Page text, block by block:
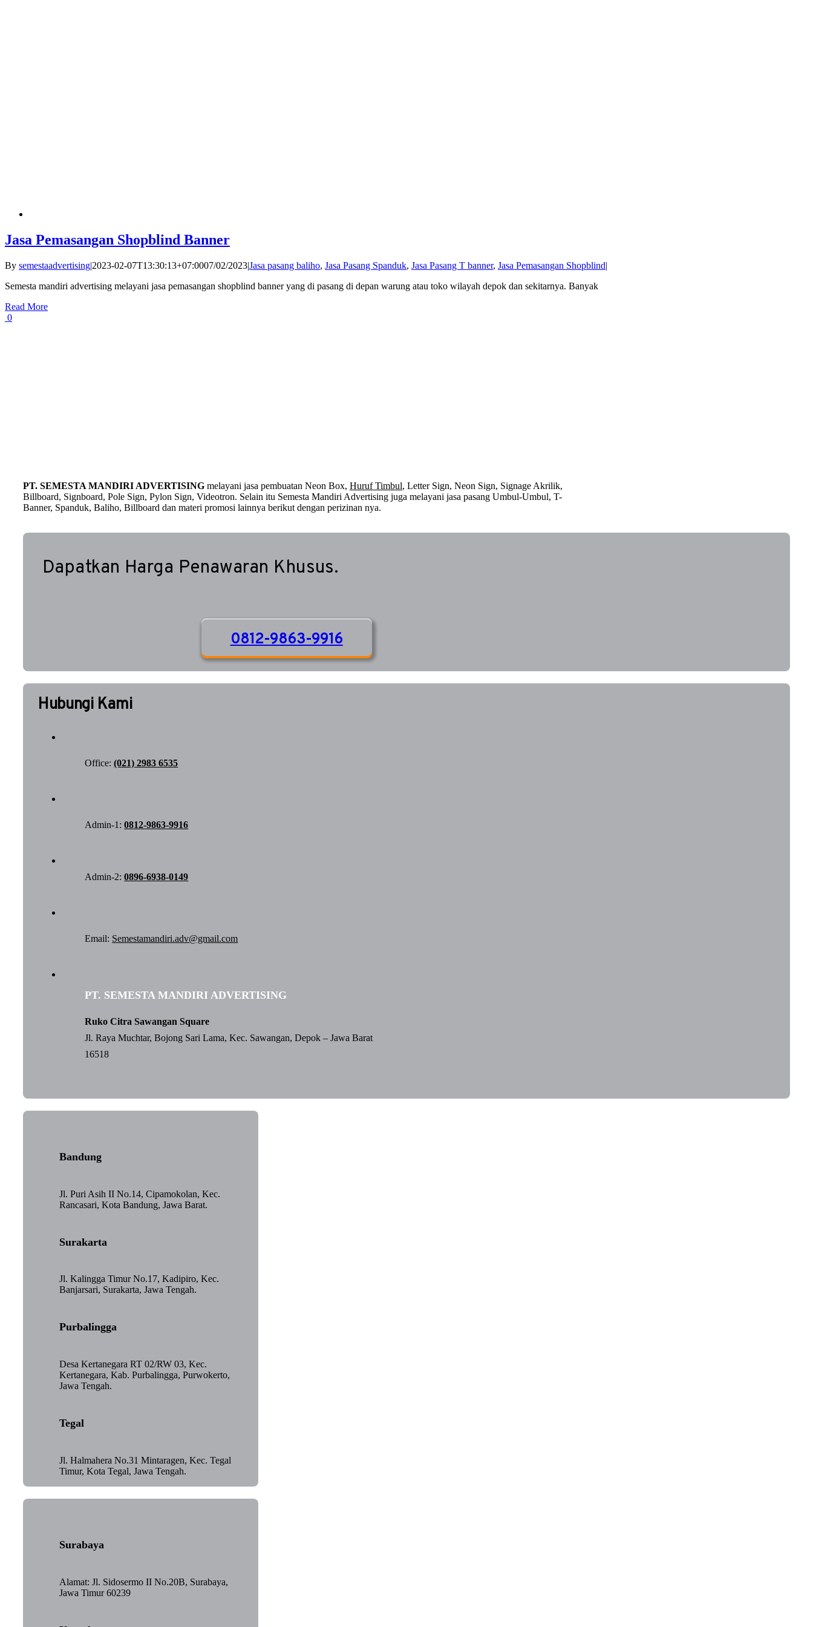
Jasa Pemasangan Shopblind Banner
By semestaadvertising|2023-02-07T13:30:13+07:0007/02/2023|Jasa pasang baliho, Jasa Pasang Spanduk, Jasa Pasang T banner, Jasa Pemasangan Shopblind|
Semesta mandiri advertising melayani jasa pemasangan shopblind banner yang di pasang di depan warung atau toko wilayah depok dan sekitarnya. Banyak
Read More
0
PT. SEMESTA MANDIRI ADVERTISINGmelayani jasa pembuatan Neon Box, Huruf Timbul, Letter Sign, Neon Sign, Signage Akrilik,
Billboard, Signboard, Pole Sign, Pylon Sign, Videotron. Selain itu Semesta Mandiri Advertising juga melayani jasa pasang Umbul-Umbul, T-
Banner, Spanduk, Baliho, Billboard dan materi promosi lainnya berikut dengan perizinan nya.
Dapatkan Harga Penawaran Khusus.
0812-9863-9916
Hubungi Kami
Office:(021) 2983 6535
Admin-1:0812-9863-9916
Admin-2:0896-6938-0149
Email: Semestamandiri.adv@gmail.com
PT. SEMESTA MANDIRI ADVERTISING
Ruko Citra Sawangan Square
Jl. Raya Muchtar, Bojong Sari Lama, Kec. Sawangan, Depok – Jawa Barat
16518
Bandung
Jl. Puri Asih II No.14, Cipamokolan, Kec.
Rancasari, Kota Bandung, Jawa Barat.
Surakarta
Jl. Kalingga Timur No.17, Kadipiro, Kec.
Banjarsari, Surakarta, Jawa Tengah.
Purbalingga
Desa Kertanegara RT 02/RW 03, Kec.
Kertanegara, Kab. Purbalingga, Purwokerto,
Jawa Tengah.
Tegal
Jl. Halmahera No.31 Mintaragen, Kec. Tegal
Timur, Kota Tegal, Jawa Tengah.
Surabaya
Alamat: Jl. Sidosermo II No.20B, Surabaya,
Jawa Timur 60239